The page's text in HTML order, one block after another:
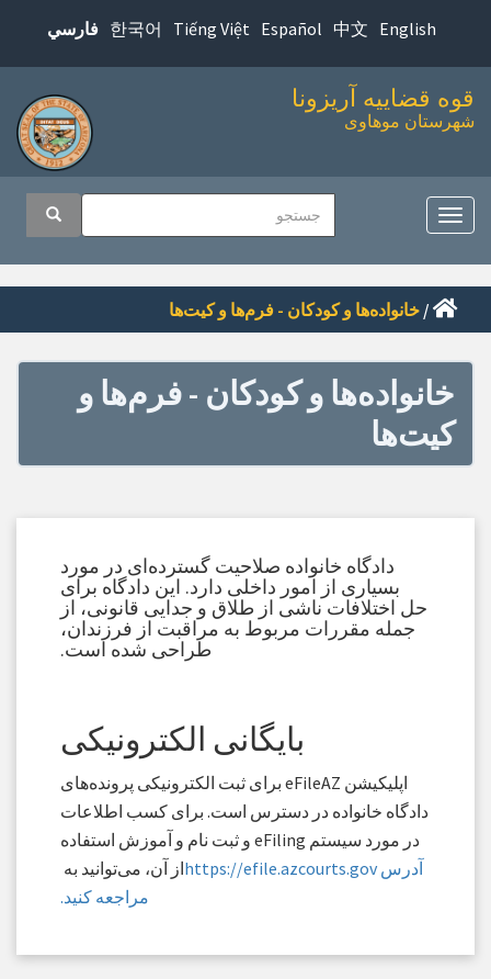
محتوای
اصلی
English
中文
Español
Tiếng Việt
한국어 فارسي
قوه قضاییه آریزونا
شهرستان موهاوی
جستجو
ناوبری
اصلی
تغییر
/ خانواده‌ها و کودکان - فرم‌ها و کیت‌ها
خانواده‌ها و کودکان - فرم‌ها و
کیت‌ها
دادگاه خانواده صلاحیت گسترده‌ای در مورد
بسیاری از امور داخلی دارد. این دادگاه برای
حل اختلافات ناشی از طلاق و جدایی قانونی، از
جمله مقررات مربوط به مراقبت از فرزندان،
طراحی شده است.
بایگانی الکترونیکی
اپلیکیشن eFileAZ برای ثبت الکترونیکی پرونده‌های
دادگاه خانواده در دسترس است. برای کسب اطلاعات
در مورد سیستم eFiling و ثبت نام و آموزش استفاده
از آن، می‌توانید بهآدرس https://efile.azcourts.gov
مراجعه کنید.